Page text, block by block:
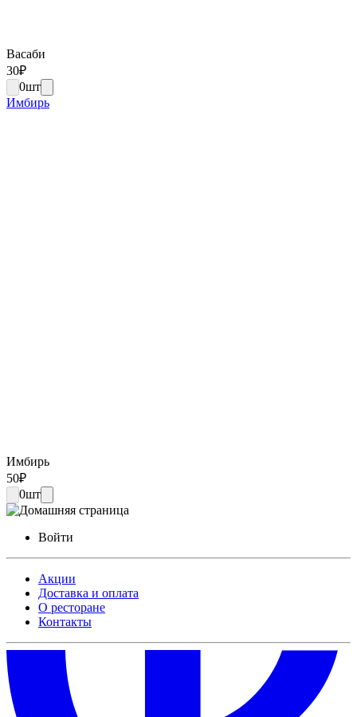
Васаби
30₽
0шт
Имбирь
Имбирь
50₽
0шт
Войти
Акции
Доставка и оплата
О ресторане
Контакты